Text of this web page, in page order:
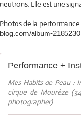
neutrons. Elle est une
Photos de la
blog.com/album-
Mes Habits de Peau :
cirque de Mourèze
photographer)